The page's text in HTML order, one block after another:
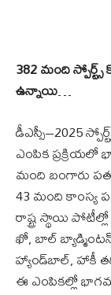
382 మంది
ఉన్నాయి…
డీఎస్సీ–2025
ఎంపిక
మంది బంగారు
43 మంది కాంస్య
రాష్ట్ర స్థాయి
ఖో, బాల్
హ్యాండ్‌బాల్, హాకీ
ఈ ఎంపికల్లో